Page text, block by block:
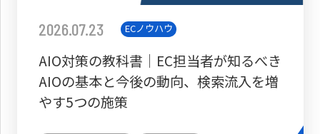
2026.07.23 ECノウハウ
AIO対策の教科書│EC担当者が知るべき
AIOの基本と今後の動向、検索流入を増
やす5つの施策